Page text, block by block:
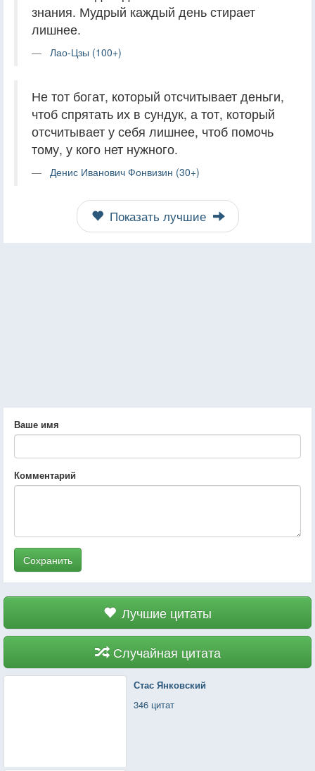
знания. Мудрый каждый день стирает
лишнее.
Лао-Цзы (100+)
Не тот богат, который отсчитывает деньги,
чтоб спрятать их в сундук, а тот, который
отсчитывает у себя лишнее, чтоб помочь
тому, у кого нет нужного.
Денис Иванович Фонвизин (30+)
Показать лучшие
Ваше имя
Комментарий
Сохранить
Лучшие цитаты
Случайная цитата
Стас Янковский
346 цитат